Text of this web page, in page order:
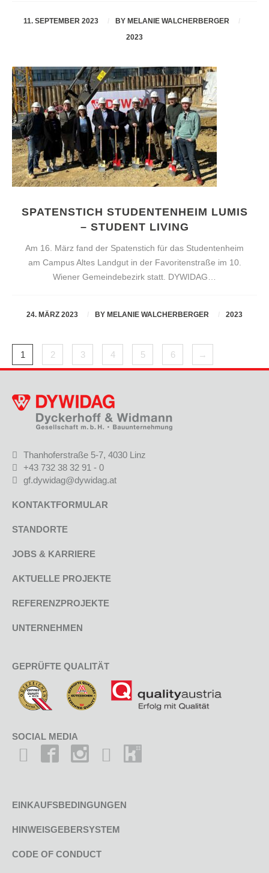
11. SEPTEMBER 2023 BYMELANIE WALCHERBERGER
2023
SPATENSTICH STUDENTENHEIM LUMIS
– STUDENT LIVING
Am 16. März fand der Spatenstich für das Studentenheim
am Campus Altes Landgut in der Favoritenstraße im 10.
Wiener Gemeindebezirk statt. DYWIDAG…
24. MÄRZ 2023 BY MELANIE WALCHERBERGER 2023
1 2 3 4 5 6 →
Thanhoferstraße 5-7, 4030 Linz
+43 732 38 32 91 - 0
gf.dywidag@dywidag.at
KONTAKTFORMULAR
STANDORTE
JOBS & KARRIERE
AKTUELLE PROJEKTE
REFERENZPROJEKTE
UNTERNEHMEN
GEPRÜFTE QUALITÄT
SOCIAL MEDIA
EINKAUFSBEDINGUNGEN
HINWEISGEBERSYSTEM
CODE OF CONDUCT